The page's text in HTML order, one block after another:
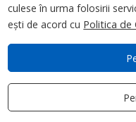
culese în urma folosirii
ești de acord cu Politica de